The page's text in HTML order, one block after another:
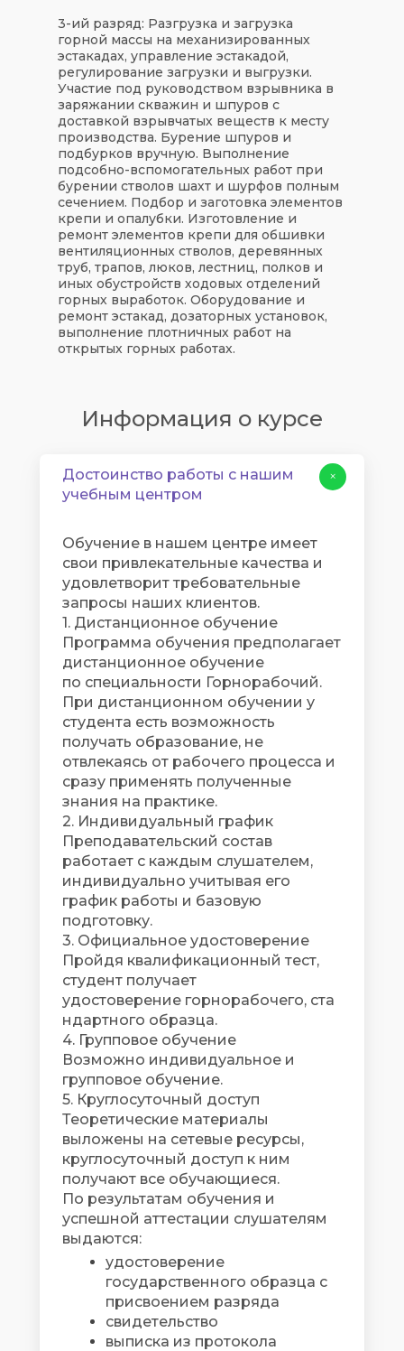
3-ий разряд: Разгрузка и загрузка
горной массы на механизированных
эстакадах, управление эстакадой,
регулирование загрузки и выгрузки.
Участие под руководством взрывника в
заряжании скважин и шпуров с
доставкой взрывчатых веществ к месту
производства. Бурение шпуров и
подбурков вручную. Выполнение
подсобно-вспомогательных работ при
бурении стволов шахт и шурфов полным
сечением. Подбор и заготовка элементов
крепи и опалубки. Изготовление и
ремонт элементов крепи для обшивки
вентиляционных стволов, деревянных
труб, трапов, люков, лестниц, полков и
иных обустройств ходовых отделений
горных выработок. Оборудование и
ремонт эстакад, дозаторных установок,
выполнение плотничных работ на
открытых горных работах.
Информация о курсе
Достоинство работы с нашим
учебным центром
Обучение в нашем центре имеет
свои привлекательные качества и
удовлетворит требовательные
запросы наших клиентов.
1. Дистанционное обучение
Программа обучения предполагает
дистанционное обучение
по специальности Горнорабочий.
При дистанционном обучении у
студента есть возможность
получать образование, не
отвлекаясь от рабочего процесса и
сразу применять полученные
знания на практике.
2. Индивидуальный график
Преподавательский состав
работает с каждым слушателем,
индивидуально учитывая его
график работы и базовую
подготовку.
3. Официальное удостоверение
Пройдя квалификационный тест,
студент получает
удостоверение горнорабочего, ста
ндартного образца.
4. Групповое обучение
Возможно индивидуальное и
групповое обучение.
5. Круглосуточный доступ
Теоретические материалы
выложены на сетевые ресурсы,
круглосуточный доступ к ним
получают все обучающиеся.
По результатам обучения и
успешной аттестации слушателям
выдаются:
удостоверение
государственного образца с
присвоением разряда
свидетельство
выписка из протокола
+